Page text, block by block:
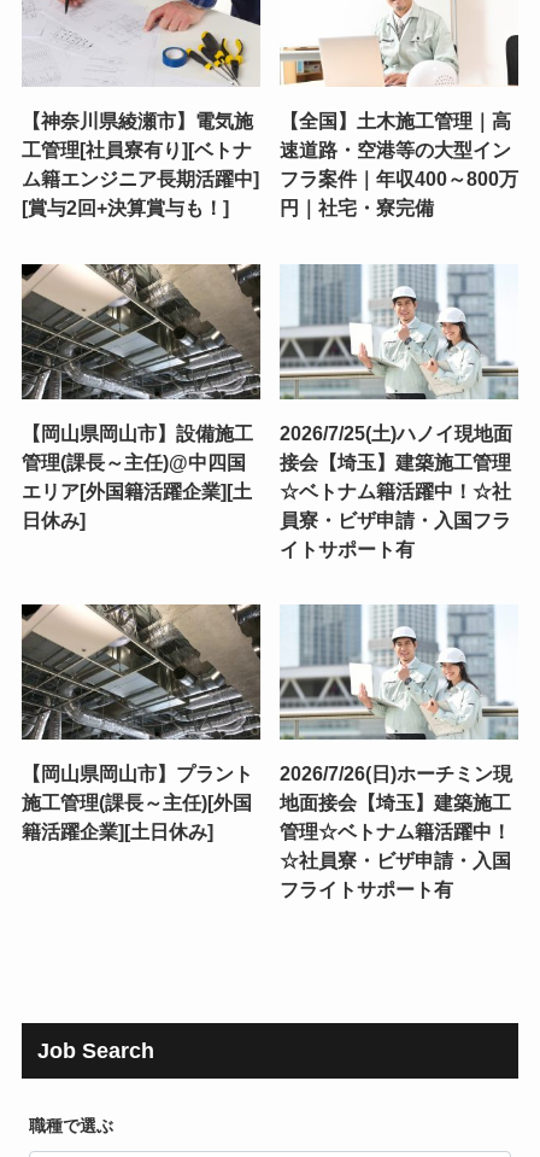
【神奈川県綾瀬市】電気施
工管理[社員寮有り][ベトナ
ム籍エンジニア長期活躍中]
[賞与2回+決算賞与も！]
【全国】土木施工管理｜高
速道路・空港等の大型イン
フラ案件｜年収400～800万
円｜社宅・寮完備
【岡山県岡山市】設備施工
管理(課長～主任)@中四国
エリア[外国籍活躍企業][土
日休み]
2026/7/25(土)ハノイ現地面
接会【埼玉】建築施工管理
☆ベトナム籍活躍中！☆社
員寮・ビザ申請・入国フラ
イトサポート有
【岡山県岡山市】プラント
施工管理(課長～主任)[外国
籍活躍企業][土日休み]
2026/7/26(日)ホーチミン現
地面接会【埼玉】建築施工
管理☆ベトナム籍活躍中！
☆社員寮・ビザ申請・入国
フライトサポート有
Job Search
職種で選ぶ